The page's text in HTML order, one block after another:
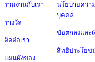
ร่วมงานกับเรา
รางวัล
ติดต่อเรา
แผนผังของ
นโยบายควา
บุคคล
ข้อตกลงและ
สิทธิประโยช